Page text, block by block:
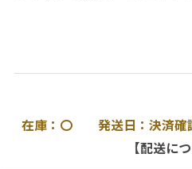
在庫：〇 発送日：決済確
【配送に